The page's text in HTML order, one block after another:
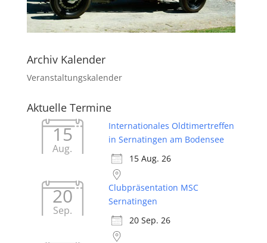
Archiv Kalender
Veranstaltungskalender
Aktuelle Termine
15
Aug.
Internationales Oldtimertreffen
in Sernatingen am Bodensee
15 Aug. 26
20
Sep.
Clubpräsentation MSC
Sernatingen
20 Sep. 26